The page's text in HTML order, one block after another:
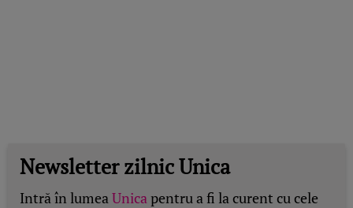
Newsletter zilnic Unica
Intră în lumeaUnicapentru a fi la curent cu cele